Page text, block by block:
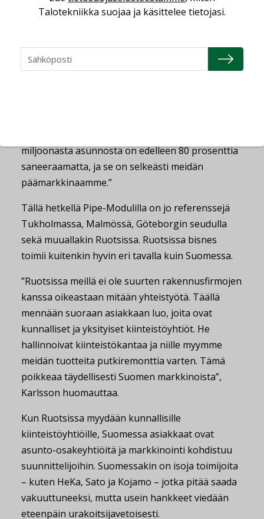
kertaa Nordbyggissä, mutta varsinaisesti olemme
Meille on tullut uusi myyntitiimi ja olemme
satsanneet vientiin painokkaammin”, kertoo
miljoonasta asunnosta on edelleen 80 prosenttia
saneeraamatta, ja se on selkeästi meidän
päämarkkinaamme.”
Tällä hetkellä Pipe-Modulilla on jo referenssejä
Tukholmassa, Malmössä, Göteborgin seudulla
sekä muuallakin Ruotsissa. Ruotsissa bisnes
toimii kuitenkin hyvin eri tavalla kuin Suomessa.
”Ruotsissa meillä ei ole suurten rakennusfirmojen
kanssa oikeastaan mitään yhteistyötä. Täällä
mennään suoraan asiakkaan luo, joita ovat
kunnalliset ja yksityiset kiinteistöyhtiöt. He
hallinnoivat kiinteistökantaa ja niille myymme
meidän tuotteita putkiremonttia varten. Tämä
poikkeaa täydellisesti Suomen markkinoista”,
Karlsson huomauttaa.
Kun Ruotsissa myydään kunnallisille
kiinteistöyhtiöille, Suomessa asiakkaat ovat
asunto-osakeyhtiöitä ja markkinointi kohdistuu
suunnittelijoihin. Suomessakin on isoja toimijoita
– kuten HeKa, Sato ja Kojamo – jotka pitää saada
vakuuttuneeksi, mutta usein hankkeet viedään
eteenpäin urakoitsijavetoisesti.
Talotekniikka suojaa ja käsittelee tietojasi.